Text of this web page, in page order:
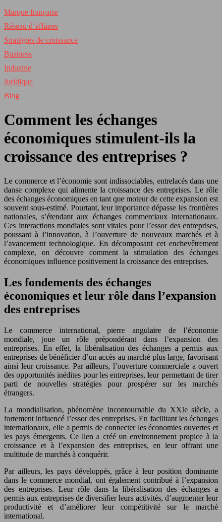
Marque française
Réseau d’affaires
Stratégies de croissance
Business
Industrie
Juridique
Blog
Comment les échanges
économiques stimulent-ils la
croissance des entreprises ?
Le commerce et l’économie sont indissociables, entrelacés dans une
danse complexe qui alimente la croissance des entreprises. Le rôle
des échanges économiques en tant que moteur de cette expansion est
souvent sous-estimé. Pourtant, leur importance dépasse les frontières
nationales, s’étendant aux échanges commerciaux internationaux.
Ces interactions mondiales sont vitales pour l’essor des entreprises,
poussant à l’innovation, à l’ouverture de nouveaux marchés et à
l’avancement technologique. En décomposant cet enchevêtrement
complexe, on découvre comment la stimulation des échanges
économiques influence positivement la croissance des entreprises.
Les fondements des échanges
économiques et leur rôle dans l’expansion
des entreprises
Le commerce international, pierre angulaire de l’économie
mondiale, joue un rôle prépondérant dans l’expansion des
entreprises. En effet, la libéralisation des échanges a permis aux
entreprises de bénéficier d’un accès au marché plus large, favorisant
ainsi leur croissance. Par ailleurs, l’ouverture commerciale a ouvert
des opportunités inédites pour les entreprises, leur permettant de tirer
parti de nouvelles stratégies pour prospérer sur les marchés
étrangers.
La mondialisation, phénomène incontournable du XXIe siècle, a
fortement influencé l’essor des entreprises. En facilitant les échanges
internationaux, elle a permis de connecter les économies ouvertes et
les pays émergents. Ce lien a créé un environnement propice à la
croissance et à l’expansion des entreprises, en leur offrant une
multitude de marchés à conquérir.
Par ailleurs, les pays développés, grâce à leur position dominante
dans le commerce mondial, ont également contribué à l’expansion
des entreprises. Leur rôle dans la libéralisation des échanges a
permis aux entreprises de diversifier leurs activités, d’augmenter leur
productivité et d’améliorer leur compétitivité sur le marché
international.